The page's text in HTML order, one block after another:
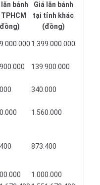
lăn bánh
Giá lăn bánh
tại tỉnh khác
(đồng)
1.399.000.000
139.900.000
340.000
1.560.000
873.400
1.000.000